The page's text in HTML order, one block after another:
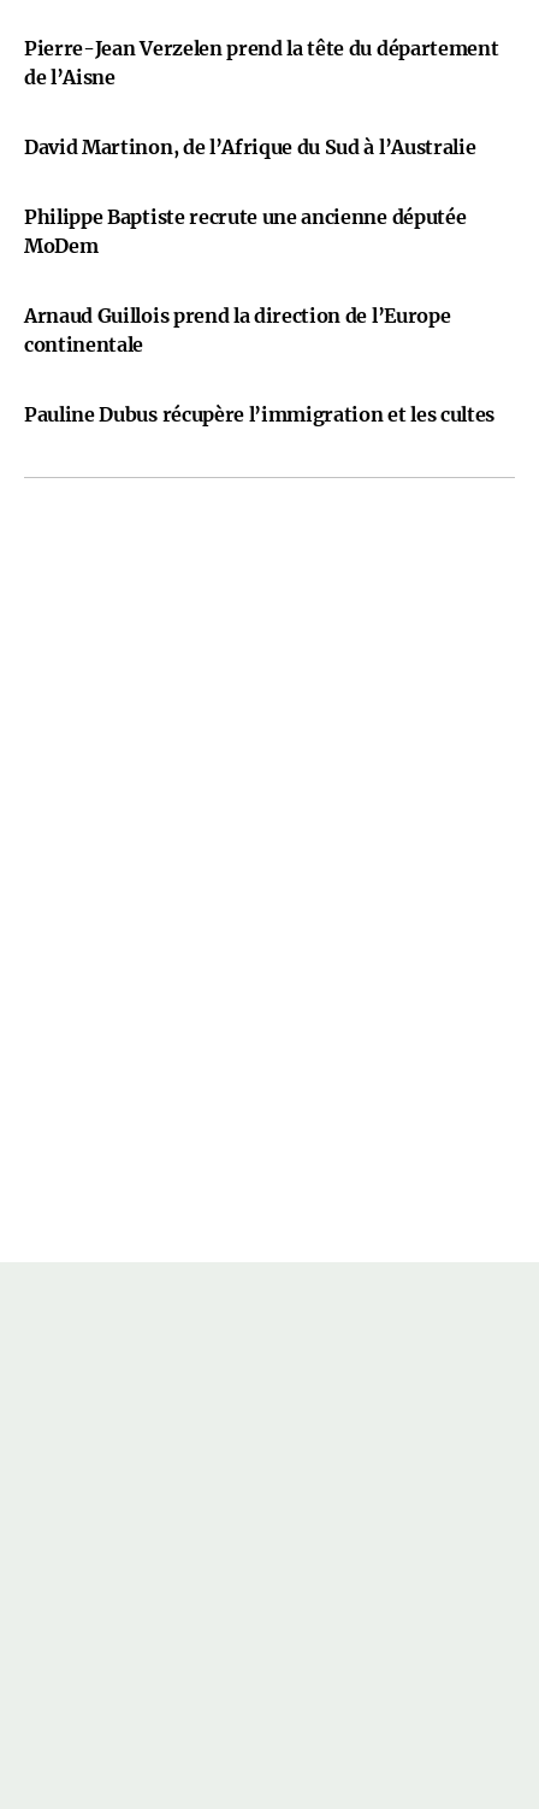
Pierre-Jean Verzelen prend la tête du département
de l’Aisne
David Martinon, de l’Afrique du Sud à l’Australie
Philippe Baptiste recrute une ancienne députée
MoDem
Arnaud Guillois prend la direction de l’Europe
continentale
Pauline Dubus récupère l’immigration et les cultes